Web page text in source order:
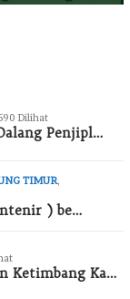
Dilihat
Penjipl…
TIMUR,
) be…
Ketimbang Ka…